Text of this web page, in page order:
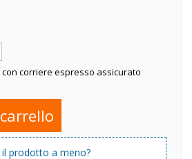
corriere espresso assicurato
prodotto a meno?